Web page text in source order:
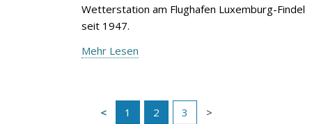
Wetterstation am Flughafen Luxemburg-Findel
seit 1947.
Mehr Lesen
1 2 3